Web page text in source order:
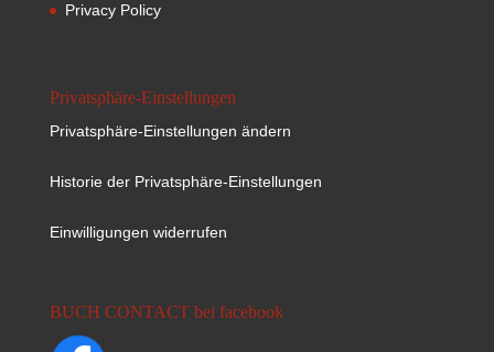
Privacy Policy
Privatsphäre-Einstellungen
Privatsphäre-Einstellungen ändern
Historie der Privatsphäre-Einstellungen
Einwilligungen widerrufen
BUCH CONTACT bei facebook